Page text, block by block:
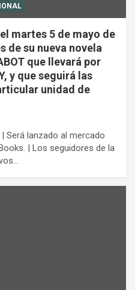
martes 5 de mayo de
de su nueva novela
que llevará por
y que seguirá las
unidad de
Será lanzado al mercado
| Los seguidores de la